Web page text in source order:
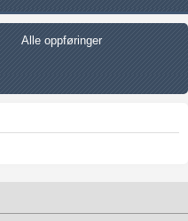
Alle oppføringer